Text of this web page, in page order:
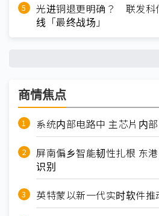
光进铜退更明确？ 联发科
线「最终战场」
商情焦点
系统内部电路中 主芯片内
屏南偏乡智能韧性扎根 东
识别
英特蒙以新一代实时软件